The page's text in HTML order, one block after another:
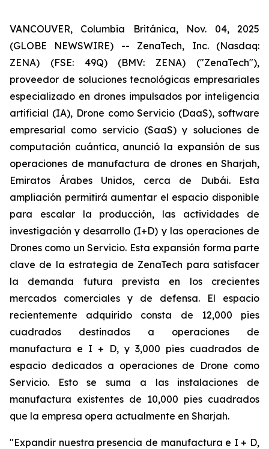
VANCOUVER, Columbia Británica, Nov. 04, 2025
(GLOBE NEWSWIRE) -- ZenaTech, Inc. (Nasdaq:
ZENA) (FSE: 49Q) (BMV: ZENA) ("ZenaTech"),
proveedor de soluciones tecnológicas empresariales
especializado en drones impulsados por inteligencia
artificial (IA), Drone como Servicio (DaaS), software
empresarial como servicio (SaaS) y soluciones de
computación cuántica, anunció la expansión de sus
operaciones de manufactura de drones en Sharjah,
Emiratos Árabes Unidos, cerca de Dubái. Esta
ampliación permitirá aumentar el espacio disponible
para escalar la producción, las actividades de
investigación y desarrollo (I+D) y las operaciones de
Drones como un Servicio. Esta expansión forma parte
clave de la estrategia de ZenaTech para satisfacer
la demanda futura prevista en los crecientes
mercados comerciales y de defensa. El espacio
recientemente adquirido consta de 12,000 pies
cuadrados destinados a operaciones de
manufactura e I + D, y 3,000 pies cuadrados de
espacio dedicados a operaciones de Drone como
Servicio. Esto se suma a las instalaciones de
manufactura existentes de 10,000 pies cuadrados
que la empresa opera actualmente en Sharjah.
"Expandir nuestra presencia de manufactura e I + D,